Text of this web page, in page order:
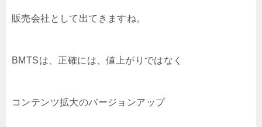
販売会社として出てきますね。
BMTSは、正確には、値上がりではなく
コンテンツ拡大のバージョンアップ